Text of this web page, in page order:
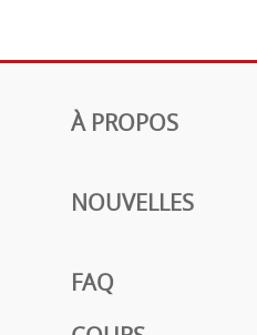
À PROPOS
NOUVELLES
FAQ